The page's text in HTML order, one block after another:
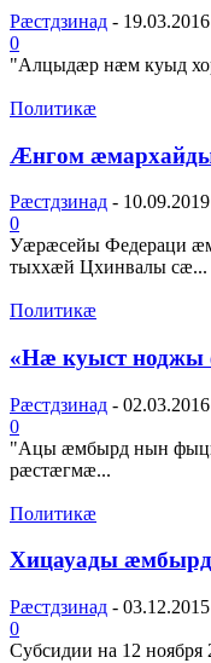
Рæстдзинад - 19.03.2016
0
"Алцыдæр нæм куыд
Политикæ
Ӕнгом
Рæстдзинад - 10.09.2019
0
Уӕрӕсейы Федераци
тыххӕй Цхинвалы сӕ...
Политикæ
«Нæ куыст ноджы
Рæстдзинад - 02.03.2016
0
"Ацы æмбырд нын
рæстæгмæ...
Политикæ
Хицауады
Рæстдзинад - 03.12.2015
0
Субсидии на 12